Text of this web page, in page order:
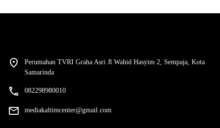
Perumahan TVRI Graha Asri Jl Wahid Hasyim 2, Sempaja, Kota
Samarinda
082298980010
mediakaltimcenter@gmail.com